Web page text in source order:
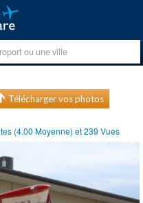
Télécharger vos photos
(4.00 Moyenne) et239 Vues